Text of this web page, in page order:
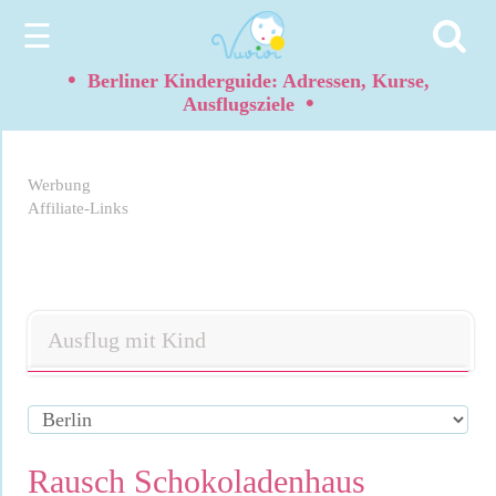
☰
• Berliner Kinderguide: Adressen, Kurse,
Ausflugsziele •
Werbung
Affiliate-Links
Ausflug mit Kind
Rausch Schokoladenhaus